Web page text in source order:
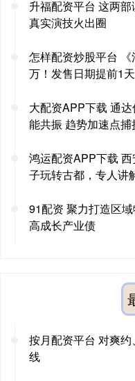
升福配资平台 这两
真实演技火出圈
怎样配资炒股平台
万！发售日期提前1天
大配资APP下载 通
能共振 趋势加速点捕
鸿运配资APP下载
子玩转古都，专人讲
91配资 聚力打造区
高成长产业债
按月配资平台 对爽约
线